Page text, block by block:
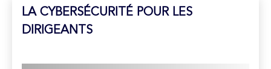
LA CYBERSÉCURITÉ POUR LES
DIRIGEANTS